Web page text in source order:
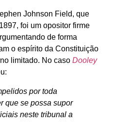
Johnson Field, que
foi um opositor firme
de forma
o espírito da Constituição
limitado. No caso Dooley
por toda
que se possa supor
neste tribunal a